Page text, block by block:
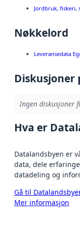
Jordbruk, fiskeri,
Nøkkelord
Leveransedata
Diskusjoner
Ingen diskusjoner
Hva er
Datalandsbyen er
data, dele
datadeling og
Gå til
Mer informasjon